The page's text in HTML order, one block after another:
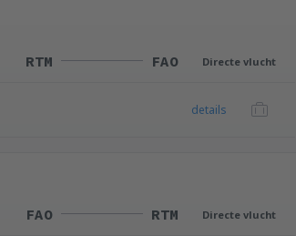
RTM FAO Directe vlucht
details
FAO RTM Directe vlucht